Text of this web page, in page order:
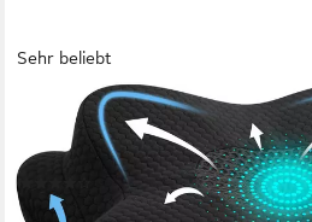
Sehr beliebt
GENTLE NORTH
Nackenstützkissen Orthopädisches
hochwertigem Memory Foam
49,99 € UVP 79,99 €